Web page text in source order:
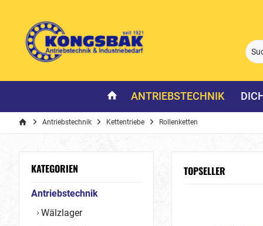
ANTRIEBSTECHNIK
Antriebstechnik Kettentriebe Rollenketten
KATEGORIEN
Antriebstechnik
Wälzlager
TOPSELLER